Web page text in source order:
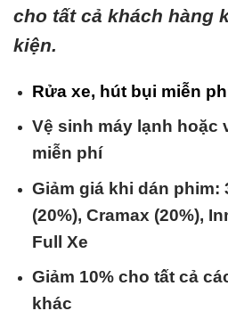
cho tất cả khách hàng
kiện.
Rửa xe, hút bụi miễn
Vệ sinh máy lạnh hoặc
miễn phí
Giảm giá khi dán phim:
(20%), Cramax (20%),
Full Xe
Giảm 10% cho tất cả
khác